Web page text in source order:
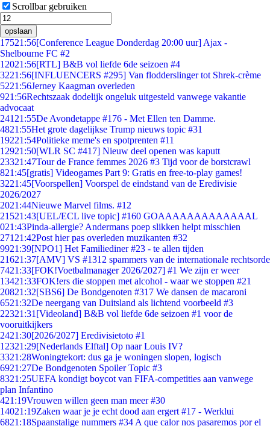
Scrollbar gebruiken
opslaan
17521:56[Conference League Donderdag 20:00 uur] Ajax -
Shelbourne FC #2
12021:56[RTL] B&B vol liefde 6de seizoen #4
3221:56[INFLUENCERS #295] Van flodderslinger tot Shrek-crème
5221:56Jerney Kaagman overleden
921:56Rechtszaak dodelijk ongeluk uitgesteld vanwege vakantie
advocaat
241 21:55De Avondetappe #176 - Met Ellen ten Damme.
4821:55Het grote dagelijkse Trump nieuws topic #31
19221:54Politieke meme's en spotprenten #11
12921:50[WLR SC #417] Nieuw deel openen was kaputt
23321:47Tour de France femmes 2026 #3 Tijd voor de borstcrawl
821:45[gratis] Videogames Part 9: Gratis en free-to-play games!
3221:45[Voorspellen] Voorspel de eindstand van de Eredivisie
2026/2027
2021:44Nieuwe Marvel films. #12
21521:43[UEL/ECL live topic] #160 GOAAAAAAAAAAAAAL
021:43Pinda-allergie? Andermans poep slikken helpt misschien
271 21:42Post hier pas overleden muzikanten #32
9921:39[NPO1] Het Familiediner #23 - te allen tijden
21621:37[AMV] VS #1312 spammers van de internationale rechtsorde
7421:33[FOK!Voetbalmanager 2026/2027] #1 We zijn er weer
13421:33FOK!ers die stoppen met alcohol - waar we stoppen #21
20821:32[SBS6] De Bondgenoten #317 We dansen de macaroni
6521:32De neergang van Duitsland als lichtend voorbeeld #3
22321:31 [Videoland] B&B vol liefde 6de seizoen #1 voor de
vooruitkijkers
2421:30[2026/2027] Eredivisietoto #1
12321:29[Nederlands Elftal] Op naar Louis IV?
3321:28Woningtekort: dus ga je woningen slopen, logisch
6921:27De Bondgenoten Spoiler Topic #3
8321:25UEFA kondigt boycot van FIFA-competities aan vanwege
plan Infantino
421:19Vrouwen willen geen man meer #30
14021:19Zaken waar je je echt dood aan ergert #17 - Werklui
6821:18Spaanstalige nummers #34 A que calor nos pasaremos por el